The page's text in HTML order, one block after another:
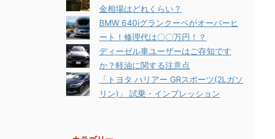
金相場はどれくらい？
BMW 640iグランクーペがオーバーヒ
ート！修理代は〇〇万円！？
ディーゼル車ユーザーはご存知です
か？軽油に関する注意点
「トヨタ ハリアー GRスポーツ(2Lガソ
リン)」 試乗・インプレッション